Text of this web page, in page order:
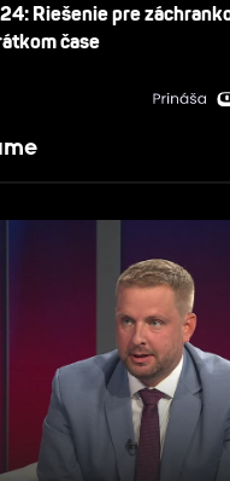
Riešenie pre
čase